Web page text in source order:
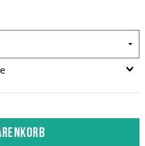
66-69